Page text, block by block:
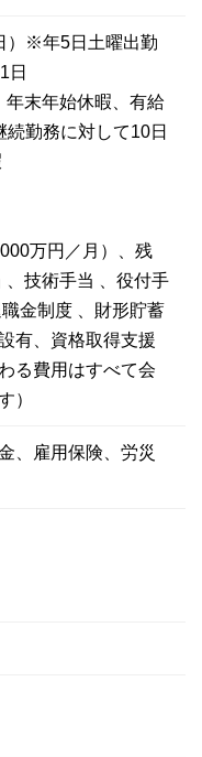
）※年5日土曜出勤
日
年末年始休暇、有給
勤務に対して10日
万円／月）、残
、技術手当 、役付手
金制度 、財形貯蓄
有、資格取得支援
る費用はすべて会
）
、雇用保険、労災